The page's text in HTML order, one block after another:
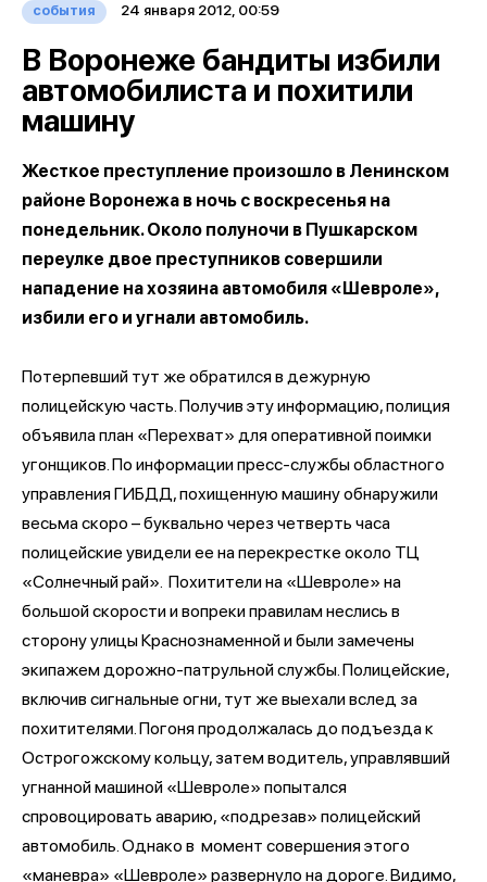
события 24 января 2012, 00:59
В Воронеже бандиты избили
автомобилиста и похитили
машину
Жесткое преступление произошло в Ленинском
районе Воронежа в ночь с воскресенья на
понедельник. Около полуночи в Пушкарском
переулке двое преступников совершили
нападение на хозяина автомобиля «Шевроле»,
избили его и угнали автомобиль.
Потерпевший тут же обратился в дежурную
полицейскую часть. Получив эту информацию, полиция
объявила план «Перехват» для оперативной поимки
угонщиков. По информации пресс-службы областного
управления ГИБДД, похищенную машину обнаружили
весьма скоро – буквально через четверть часа
полицейские увидели ее на перекрестке около ТЦ
«Солнечный рай». Похитители на «Шевроле» на
большой скорости и вопреки правилам неслись в
сторону улицы Краснознаменной и были замечены
экипажем дорожно-патрульной службы. Полицейские,
включив сигнальные огни, тут же выехали вслед за
похитителями. Погоня продолжалась до подъезда к
Острогожскому кольцу, затем водитель, управлявший
угнанной машиной «Шевроле» попытался
спровоцировать аварию, «подрезав» полицейский
автомобиль. Однако в момент совершения этого
«маневра» «Шевроле» развернуло на дороге. Видимо,